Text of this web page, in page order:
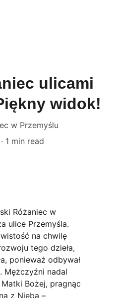
ulicami
widok!
w Przemyślu
1 min read
Różaniec w
ulice Przemyśla.
na chwilę
tego dzieła,
ponieważ odbywał
Mężczyźni nadal
Bożej, pragnąc
z Nieba –